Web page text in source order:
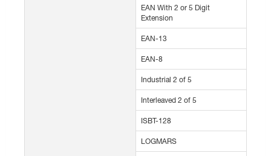
EAN With 2 or 5 Digit
Extension
EAN-13
EAN-8
Industrial 2 of 5
Interleaved 2 of 5
ISBT-128
LOGMARS